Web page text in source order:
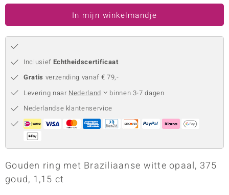
Collection
In mijn winkelmandje
Inclusief Echtheidscertificaat
Gratis verzending vanaf € 79,-
Levering naar Nederland
binnen 3-7 dagen
Nederlandse klantenservice
Gouden ring met Braziliaanse witte opaal, 375
goud, 1,15 ct